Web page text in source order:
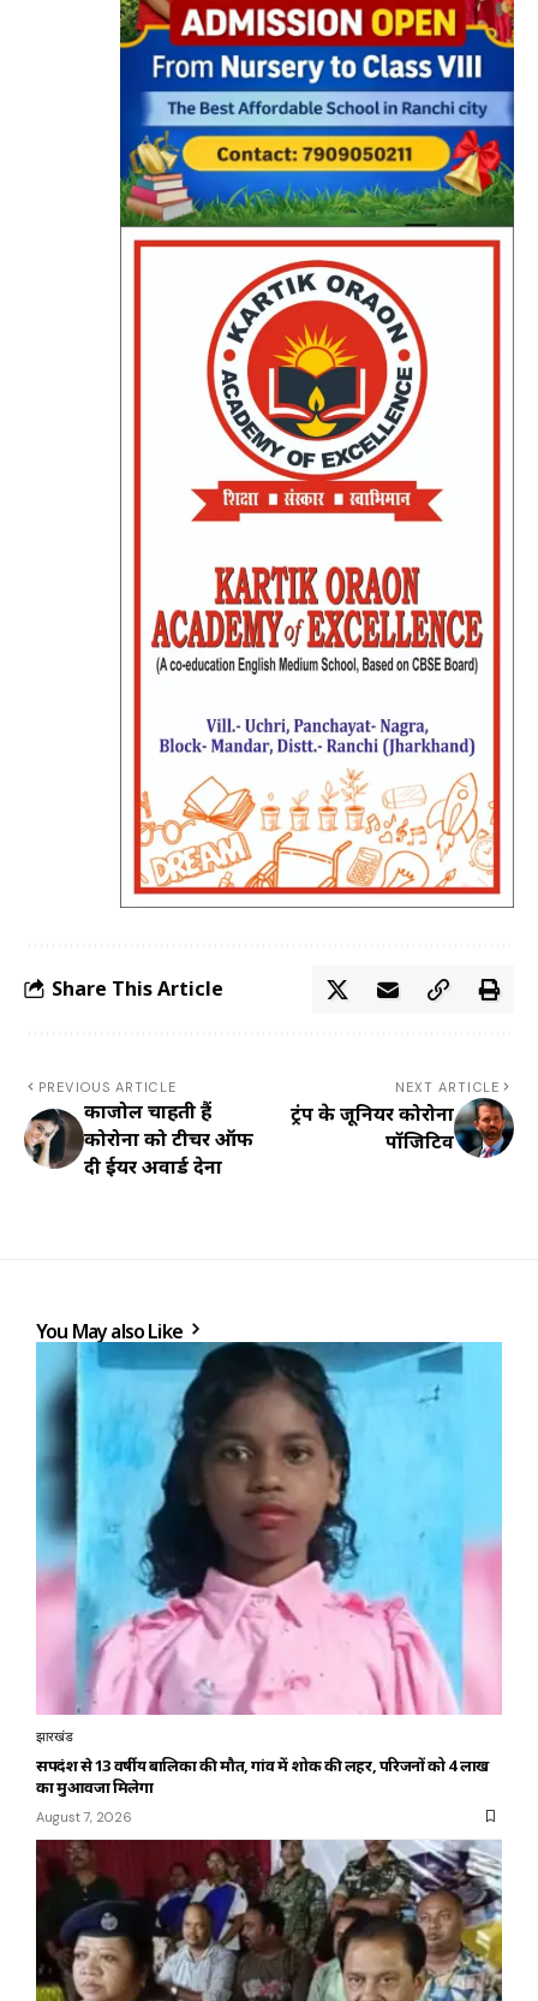
Share This Article
PREVIOUS ARTICLE
काजोल चाहती हैं
कोरोना को टीचर ऑफ
दी ईयर अवार्ड देना
NEXT ARTICLE
ट्रंप के जूनियर कोरोना
पॉजिटिव
You May also Like
झारखंड
सर्पदंश से 13 वर्षीय बालिका की मौत, गांव में शोक की लहर, परिजनों को 4 लाख
का मुआवजा मिलेगा
August 7, 2026